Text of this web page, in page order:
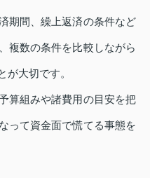
期間、繰上返済の条件など
複数の条件を比較しながら
が大切です。
算組みや諸費用の目安を把
って資金面で慌てる事態を